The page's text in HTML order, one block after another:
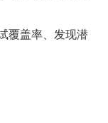
覆盖率、发现潜